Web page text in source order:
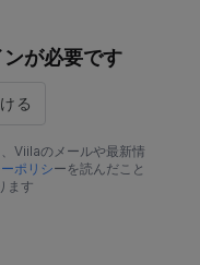
が必要です
Viilaのメールや最新情
ポリシーを読んだこと
ます